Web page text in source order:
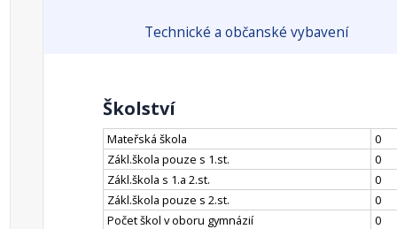
Technické a občanské vybavení
Školství
Mateřská škola
0
Zákl.škola pouze s 1.st.
0
Zákl.škola s 1.a 2.st.
0
Zákl.škola pouze s 2.st.
0
Počet škol v oboru gymnázií
0